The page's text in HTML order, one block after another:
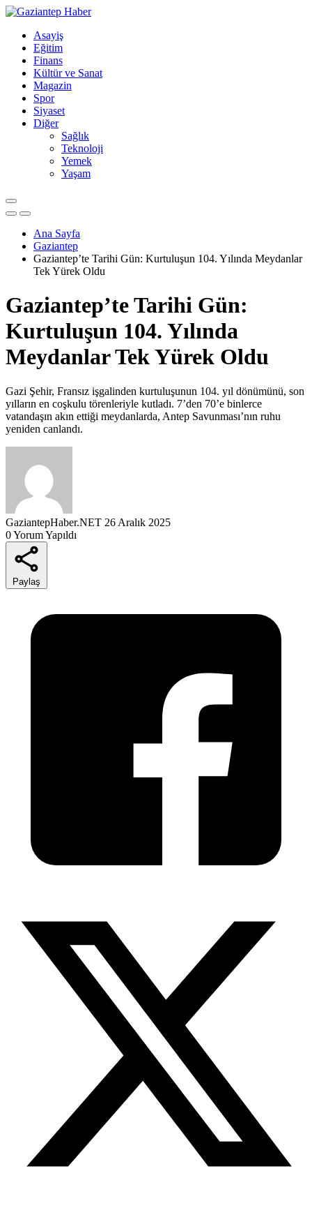
Asayiş
Eğitim
Finans
Kültür ve Sanat
Magazin
Spor
Siyaset
Diğer
Sağlık
Teknoloji
Yemek
Yaşam
Ana Sayfa
Gaziantep
Gaziantep’te Tarihi Gün: Kurtuluşun 104. Yılında Meydanlar
Tek Yürek Oldu
Gaziantep’te Tarihi Gün:
Kurtuluşun 104. Yılında
Meydanlar Tek Yürek Oldu
Gazi Şehir, Fransız işgalinden kurtuluşunun 104. yıl dönümünü, son
yılların en coşkulu törenleriyle kutladı. 7’den 70’e binlerce
vatandaşın akın ettiği meydanlarda, Antep Savunması’nın ruhu
yeniden canlandı.
GaziantepHaber.NET 26 Aralık 2025
0 Yorum Yapıldı
Paylaş